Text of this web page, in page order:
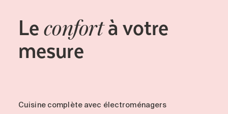
Leconfortà votre
mesure
Cuisine complète avec électroménagers